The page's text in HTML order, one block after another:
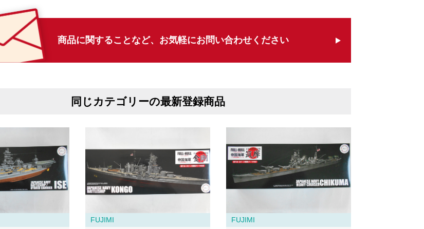
商品に関することなど、 お気軽にお問い合わせください
同じカテゴリーの最新登録商品
FUJIMI FUJIMI